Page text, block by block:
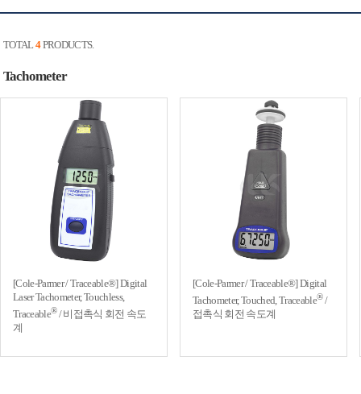
TOTAL 4PRODUCTS.
Tachometer
[Cole-Parmer / Traceable®] Digital
Laser Tachometer, Touchless,
Traceable®/ 비접촉식 회전 속도
계
[Cole-Parmer / Traceable®] Digital
Tachometer, Touched, Traceable®/
접촉식 회전 속도계